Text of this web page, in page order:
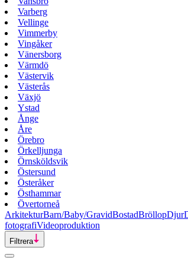
Varberg
Vellinge
Vimmerby
Vingåker
Vänersborg
Värmdö
Västervik
Västerås
Växjö
Ystad
Ånge
Åre
Örebro
Örkelljunga
Örnsköldsvik
Östersund
Österåker
Östhammar
Övertorneå
ArkitekturBarn/Baby/GravidBostadBröllopDjur
fotografiVideoproduktion
Filtrera